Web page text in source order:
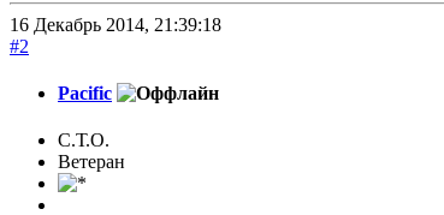
16 Декабрь 2014, 21:39:18
#2
Pacific
С.Т.О.
Ветеран